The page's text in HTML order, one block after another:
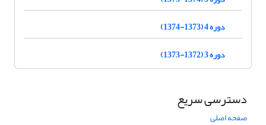
دوره 4 (1373-1374)
دوره 3 (1372-1373)
دسترسی سریع
صفحه اصلی